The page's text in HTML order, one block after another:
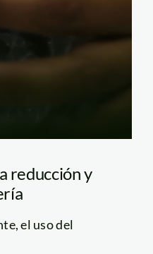
reducción y
el uso del